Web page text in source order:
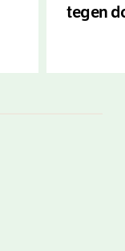
tegen